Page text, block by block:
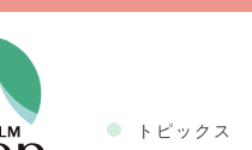
トピックス